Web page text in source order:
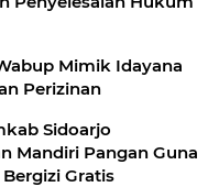
Mimik Idayana
Perizinan
Sidoarjo
Mandiri Pangan Guna
Gratis